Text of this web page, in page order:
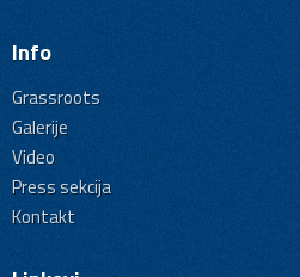
Info
Grassroots
Galerije
Video
Press sekcija
Kontakt